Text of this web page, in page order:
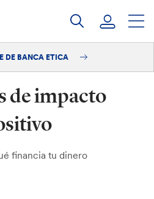
DE BANCA ETICA
de impacto
financia tu dinero